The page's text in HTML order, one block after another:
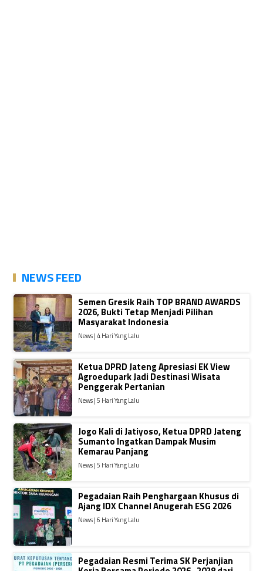
NEWS FEED
Semen Gresik Raih TOP BRAND AWARDS
2026, Bukti Tetap Menjadi Pilihan
Masyarakat Indonesia
News | 4 Hari Yang Lalu
Ketua DPRD Jateng Apresiasi EK View
Agroedupark Jadi Destinasi Wisata
Penggerak Pertanian
News | 5 Hari Yang Lalu
Jogo Kali di Jatiyoso, Ketua DPRD Jateng
Sumanto Ingatkan Dampak Musim
Kemarau Panjang
News | 5 Hari Yang Lalu
Pegadaian Raih Penghargaan Khusus di
Ajang IDX Channel Anugerah ESG 2026
News | 6 Hari Yang Lalu
Pegadaian Resmi Terima SK Perjanjian